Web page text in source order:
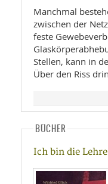
Manchmal
zwischen der
feste
Stellen, kann in
Über den Riss
BÜCHER
Ich bin die